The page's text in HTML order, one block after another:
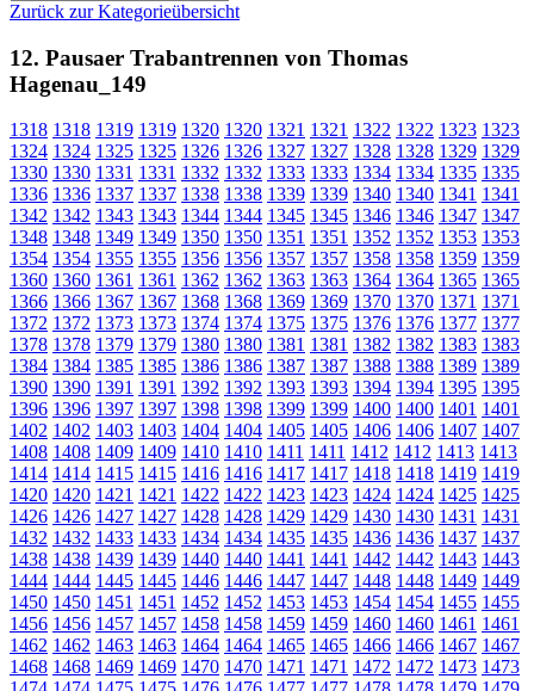
Zurück zur Kategorieübersicht
12. Pausaer Trabantrennen von Thomas
Hagenau_149
1318 1318 1319 1319 1320 1320 1321 1321 1322 1322 1323 1323
1324 1324 1325 1325 1326 1326 1327 1327 1328 1328 1329 1329
1330 1330 1331 1331 1332 1332 1333 1333 1334 1334 1335 1335
1336 1336 1337 1337 1338 1338 1339 1339 1340 1340 1341 1341
1342 1342 1343 1343 1344 1344 1345 1345 1346 1346 1347 1347
1348 1348 1349 1349 1350 1350 1351 1351 1352 1352 1353 1353
1354 1354 1355 1355 1356 1356 1357 1357 1358 1358 1359 1359
1360 1360 1361 1361 1362 1362 1363 1363 1364 1364 1365 1365
1366 1366 1367 1367 1368 1368 1369 1369 1370 1370 1371 1371
1372 1372 1373 1373 1374 1374 1375 1375 1376 1376 1377 1377
1378 1378 1379 1379 1380 1380 1381 1381 1382 1382 1383 1383
1384 1384 1385 1385 1386 1386 1387 1387 1388 1388 1389 1389
1390 1390 1391 1391 1392 1392 1393 1393 1394 1394 1395 1395
1396 1396 1397 1397 1398 1398 1399 1399 1400 1400 1401 1401
1402 1402 1403 1403 1404 1404 1405 1405 1406 1406 1407 1407
1408 1408 1409 1409 1410 1410 1411 1411 1412 1412 1413 1413
1414 1414 1415 1415 1416 1416 1417 1417 1418 1418 1419 1419
1420 1420 1421 1421 1422 1422 1423 1423 1424 1424 1425 1425
1426 1426 1427 1427 1428 1428 1429 1429 1430 1430 1431 1431
1432 1432 1433 1433 1434 1434 1435 1435 1436 1436 1437 1437
1438 1438 1439 1439 1440 1440 1441 1441 1442 1442 1443 1443
1444 1444 1445 1445 1446 1446 1447 1447 1448 1448 1449 1449
1450 1450 1451 1451 1452 1452 1453 1453 1454 1454 1455 1455
1456 1456 1457 1457 1458 1458 1459 1459 1460 1460 1461 1461
1462 1462 1463 1463 1464 1464 1465 1465 1466 1466 1467 1467
1468 1468 1469 1469 1470 1470 1471 1471 1472 1472 1473 1473